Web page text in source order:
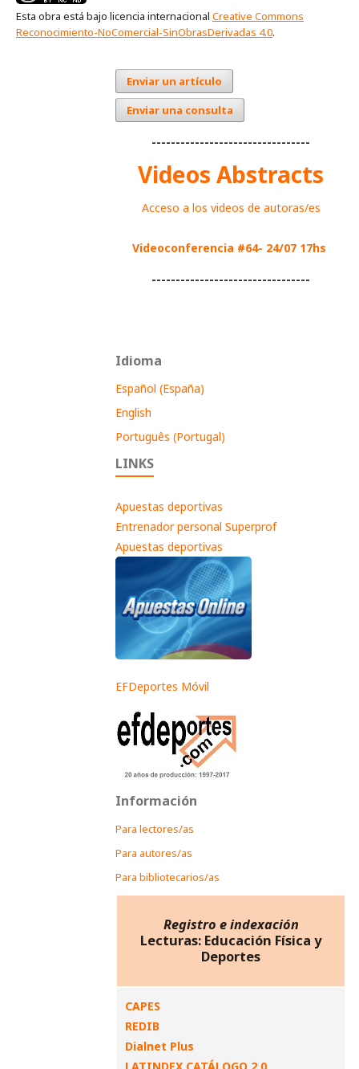
Esta obra está bajo licencia internacional Creative Commons
Reconocimiento-NoComercial-SinObrasDerivadas 4.0.
Enviar un artículo
Enviar una consulta
---------------------------------
Videos Abstracts
Acceso a los videos de autoras/es
Videoconferencia #64- 24/07 17hs
---------------------------------
Idioma
Español (España)
English
Português (Portugal)
LINKS
Apuestas deportivas
Entrenador personal Superprof
Apuestas deportivas
EFDeportes Móvil
Información
Para lectores/as
Para autores/as
Para bibliotecarios/as
Registro e indexación
Lecturas: Educación Física y
Deportes
CAPES
REDIB
Dialnet Plus